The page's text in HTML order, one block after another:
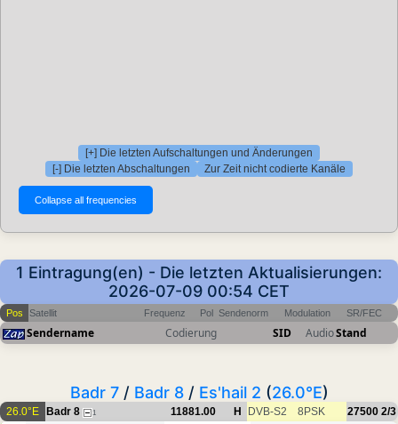
[+] Die letzten Aufschaltungen und Änderungen
[-] Die letzten Abschaltungen
Zur Zeit nicht codierte Kanäle
1 Eintragung(en) - Die letzten Aktualisierungen:
2026-07-09 00:54 CET
Pos Satellit Frequenz Pol Sendenorm Modulation SR/FEC
Sendername Codierung SID AudioStand
Badr 7/ Badr 8/ Es'hail 2 (26.0°E)
26.0°E Badr 8 1 11881.00 H DVB-S2 8PSK 27500 2/3